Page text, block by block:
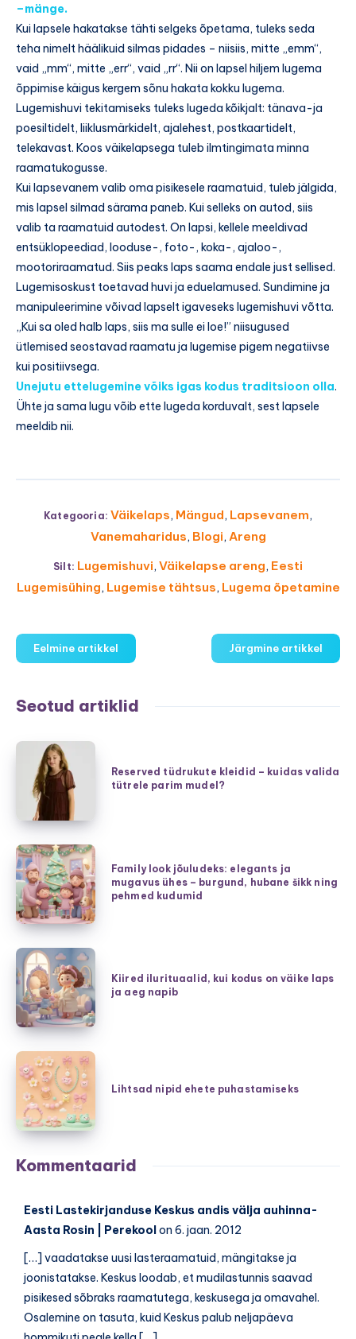
–mänge.
Kui lapsele hakatakse tähti selgeks õpetama, tuleks seda
teha nimelt häälikuid silmas pidades – niisiis, mitte „emm“,
vaid „mm“, mitte „err“, vaid „rr“. Nii on lapsel hiljem lugema
õppimise käigus kergem sõnu hakata kokku lugema.
Lugemishuvi tekitamiseks tuleks lugeda kõikjalt: tänava-ja
poesiltidelt, liiklusmärkidelt, ajalehest, postkaartidelt,
telekavast. Koos väikelapsega tuleb ilmtingimata minna
raamatukogusse.
Kui lapsevanem valib oma pisikesele raamatuid, tuleb jälgida,
mis lapsel silmad särama paneb. Kui selleks on autod, siis
valib ta raamatuid autodest. On lapsi, kellele meeldivad
entsüklopeediad, looduse-, foto-, koka-, ajaloo-,
mootoriraamatud. Siis peaks laps saama endale just sellised.
Lugemisoskust toetavad huvi ja eduelamused. Sundimine ja
manipuleerimine võivad lapselt igaveseks lugemishuvi võtta.
„Kui sa oled halb laps, siis ma sulle ei loe!” niisugused
ütlemised seostavad raamatu ja lugemise pigem negatiivse
kui positiivsega.
Unejutu ettelugemine võiks igas kodus traditsioon olla.
Ühte ja sama lugu võib ette lugeda korduvalt, sest lapsele
meeldib nii.
Kategooria: Väikelaps, Mängud, Lapsevanem,
Vanemaharidus, Blogi, Areng
Silt: Lugemishuvi, Väikelapse areng, Eesti
Lugemisühing, Lugemise tähtsus, Lugema õpetamine
Eelmine artikkel Järgmine artikkel
Seotud artiklid
Reserved
tüdrukute
kleidid
kuidas
valida
tütrele
parim
mudel?
Reserved tüdrukute kleidid – kuidas valida
tütrele parim mudel?
Family
look
jõuludeks:
elegants
mugavus
ühes
burgund,
hubane
šikk
ning
pehmed
kudumid
Family look jõuludeks: elegants ja
mugavus ühes – burgund, hubane šikk ning
pehmed kudumid
Kiired
ilurituaalid,
kui
kodus
on
väike
laps
ja
aeg
napib
Kiired ilurituaalid, kui kodus on väike laps
ja aeg napib
Lihtsad
nipid
ehete
puhastamiseks
Lihtsad nipid ehete puhastamiseks
Kommentaarid
Eesti Lastekirjanduse Keskus andis välja auhinna-
Aasta Rosin | Perekoolon 6. jaan. 2012
[…] vaadatakse uusi lasteraamatuid, mängitakse ja
joonistatakse. Keskus loodab, et mudilastunnis saavad
pisikesed sõbraks raamatutega, keskusega ja omavahel.
Osalemine on tasuta, kuid Keskus palub neljapäeva